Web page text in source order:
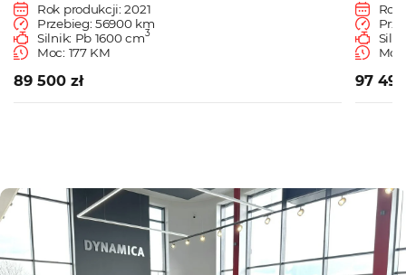
Rok produkcji: 2021
Przebieg: 56900 km
Silnik: Pb 1600 cm3
Moc: 177 KM
89 500 zł
Rok
97